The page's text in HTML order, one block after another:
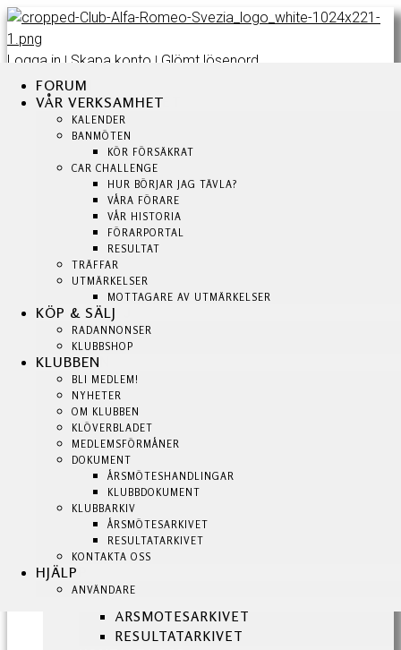
Logga in | Skapa konto | Glömt lösenord
FORUM
VÅR VERKSAMHET
KALENDER
BANMÖTEN
KÖR FÖRSÄKRAT
CAR CHALLENGE
HUR BÖRJAR JAG TÄVLA?
VÅRA FÖRARE
VÅR HISTORIA
FÖRARPORTAL
RESULTAT
TRÄFFAR
UTMÄRKELSER
MOTTAGARE AV UTMÄRKELSER
KÖP & SÄLJ
RADANNONSER
KLUBBSHOP
KLUBBEN
BLI MEDLEM!
NYHETER
OM KLUBBEN
KLÖVERBLADET
MEDLEMSFÖRMÅNER
DOKUMENT
ÅRSMÖTESHANDLINGAR
KLUBBARKIV
ÅRSMÖTESARKIVET
RESULTATARKIVET
FORUM
VÅR VERKSAMHET
KALENDER
BANMÖTEN
KÖR FÖRSÄKRAT
CAR CHALLENGE
HUR BÖRJAR JAG TÄVLA?
VÅRA FÖRARE
VÅR HISTORIA
FÖRARPORTAL
RESULTAT
TRÄFFAR
UTMÄRKELSER
MOTTAGARE AV UTMÄRKELSER
KÖP & SÄLJ
RADANNONSER
KLUBBSHOP
KLUBBEN
BLI MEDLEM!
NYHETER
OM KLUBBEN
KLÖVERBLADET
MEDLEMSFÖRMÅNER
DOKUMENT
ÅRSMÖTESHANDLINGAR
KLUBBDOKUMENT
KLUBBARKIV
ÅRSMÖTESARKIVET
RESULTATARKIVET
KONTAKTA OSS
HJÄLP
ANVÄNDARE
FORUM
VÅR VERKSAMHET
KALENDER
BANMÖTEN
KÖR FÖRSÄKRAT
CAR CHALLENGE
HUR BÖRJAR JAG TÄVLA?
VÅRA FÖRARE
VÅR HISTORIA
FÖRARPORTAL
RESULTAT
TRÄFFAR
UTMÄRKELSER
MOTTAGARE AV UTMÄRKELSER
KÖP & SÄLJ
RADANNONSER
KLUBBSHOP
KLUBBEN
BLI MEDLEM!
NYHETER
OM KLUBBEN
KLÖVERBLADET
MEDLEMSFÖRMÅNER
DOKUMENT
ÅRSMÖTESHANDLINGAR
KLUBBDOKUMENT
KLUBBARKIV
ÅRSMÖTESARKIVET
RESULTATARKIVET
KONTAKTA OSS
HJÄLP
ANVÄNDARE